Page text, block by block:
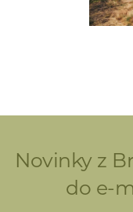
Novinky z
do e-